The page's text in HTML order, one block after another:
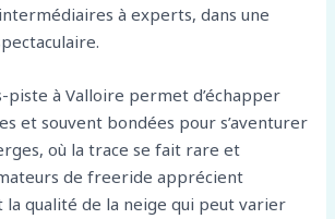
à experts, dans une
piste à Valloire permet d’échapper
et souvent bondées pour s’aventurer
où la trace se fait rare et
de freeride apprécient
qualité de la neige qui peut varier